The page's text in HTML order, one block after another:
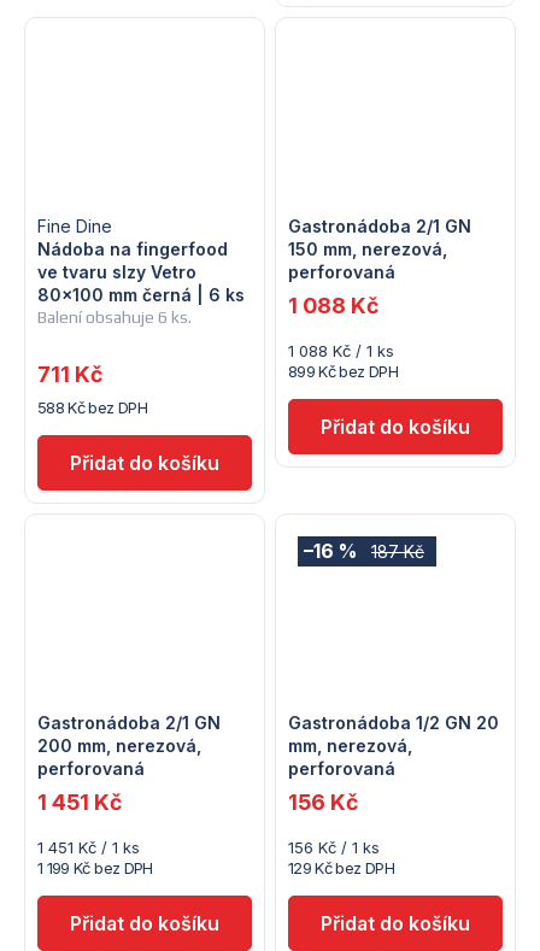
Balení obsahuje 6 ks.
Nádoba na fingerfood
ve tvaru slzy Vetro
80x100 mm černá | 6 ks
Fine Dine
588 Kč bez DPH
711 Kč
Gastronádoba 2/1 GN
150 mm, nerezová,
perforovaná
899 Kč bez DPH
1 088 Kč
Měrná
cena:
1 088 Kč / 1 ks
Gastronádoba 2/1 GN
200 mm, nerezová,
perforovaná
1 199 Kč bez DPH
1 451 Kč
Měrná
cena:
1 451 Kč / 1 ks
187 Kč
–16 %
Gastronádoba 1/2 GN 20
mm, nerezová,
perforovaná
129 Kč bez DPH
156 Kč
Měrná
cena:
156 Kč / 1 ks